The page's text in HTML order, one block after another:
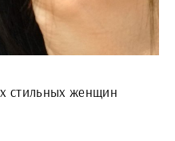
стильных женщин